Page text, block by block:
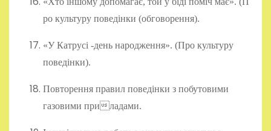
ро культуру поведінки (обговорення).
«У Катрусі -день народження». (Про культуру
поведінки).
Повторення правил поведінки з побутовими
газовими при ладами.